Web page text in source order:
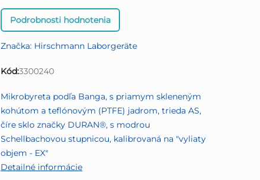
Priemerné
hodnotenie
je
0,0
5
hviezdičiek.
Podrobnosti hodnotenia
Značka: Hirschmann Laborgeräte
Kód:3300240
Mikrobyreta podľa Banga, s priamym skleneným
kohútom a teflónovým (PTFE) jadrom, trieda AS,
číre sklo značky DURAN®, s modrou
Schellbachovou stupnicou, kalibrovaná na "vyliaty
objem - EX"
Detailné informácie